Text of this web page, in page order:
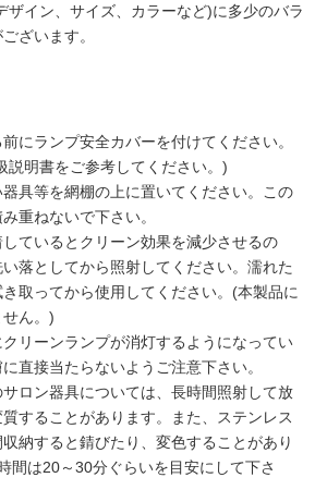
ザイン、サイズ、カラーなど)に多少のバラ
ざいます。
にランプ安全カバーを付けてください。
説明書をご参考してください。)
具等を網棚の上に置いてください。この
重ねないで下さい。
ているとクリーン効果を減少させるの
落としてから照射してください。濡れた
取ってから使用してください。(本製品に
ん。)
リーンランプが消灯するようになってい
直接当たらないようご注意下さい。
ロン器具については、長時間照射して放
することがあります。また、ステンレス
納すると錆びたり、変色することがあり
間は20～30分ぐらいを目安にして下さ